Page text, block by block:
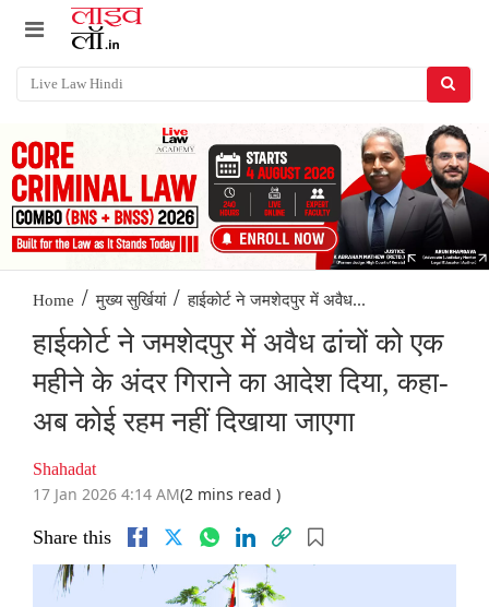
Home / मुख्य सुर्खियां / हाईकोर्ट ने जमशेदपुर में अवैध...
हाईकोर्ट ने जमशेदपुर में अवैध ढांचों को एक
महीने के अंदर गिराने का आदेश दिया, कहा-
अब कोई रहम नहीं दिखाया जाएगा
Shahadat
17 Jan 2026 4:14 AM(2 mins read )
Share this